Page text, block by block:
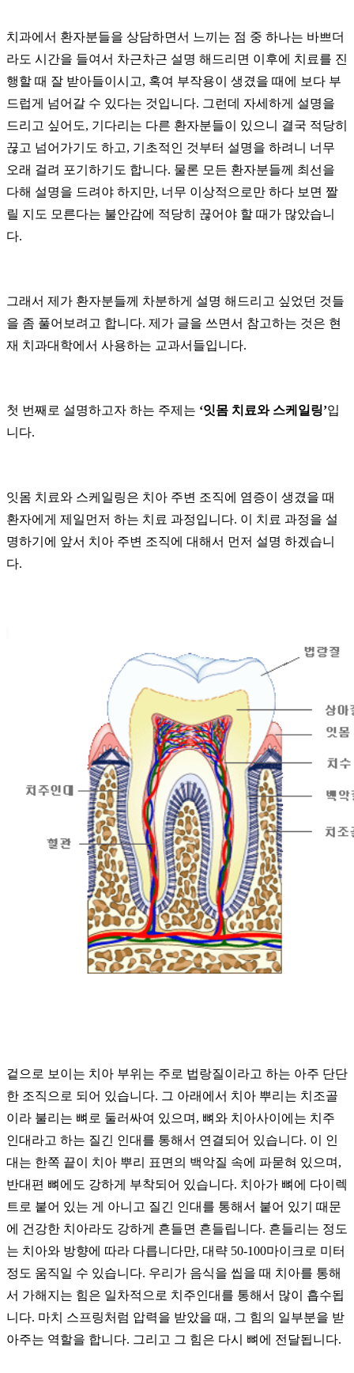
치과에서 환자분들을 상담하면서 느끼는 점 중 하나는 바쁘더
라도 시간을 들여서 차근차근 설명 해드리면 이후에 치료를 진
행할 때 잘 받아들이시고, 혹여 부작용이 생겼을 때에 보다 부
드럽게 넘어갈 수 있다는 것입니다. 그런데 자세하게 설명을
드리고 싶어도, 기다리는 다른 환자분들이 있으니 결국 적당히
끊고 넘어가기도 하고, 기초적인 것부터 설명을 하려니 너무
오래 걸려 포기하기도 합니다. 물론 모든 환자분들께 최선을
다해 설명을 드려야 하지만, 너무 이상적으로만 하다 보면 짤
릴 지도 모른다는 불안감에 적당히 끊어야 할 때가 많았습니
다.
그래서 제가 환자분들께 차분하게 설명 해드리고 싶었던 것들
을 좀 풀어보려고 합니다. 제가 글을 쓰면서 참고하는 것은 현
재 치과대학에서 사용하는 교과서들입니다.
첫 번째로 설명하고자 하는 주제는 ‘잇몸 치료와 스케일링’입
니다.
잇몸 치료와 스케일링은 치아 주변 조직에 염증이 생겼을 때
환자에게 제일먼저 하는 치료 과정입니다. 이 치료 과정을 설
명하기에 앞서 치아 주변 조직에 대해서 먼저 설명 하겠습니
다.
겉으로 보이는 치아 부위는 주로 법랑질이라고 하는 아주 단단
한 조직으로 되어 있습니다. 그 아래에서 치아 뿌리는 치조골
이라 불리는 뼈로 둘러싸여 있으며, 뼈와 치아사이에는 치주
인대라고 하는 질긴 인대를 통해서 연결되어 있습니다. 이 인
대는 한쪽 끝이 치아 뿌리 표면의 백악질 속에 파묻혀 있으며,
반대편 뼈에도 강하게 부착되어 있습니다. 치아가 뼈에 다이렉
트로 붙어 있는 게 아니고 질긴 인대를 통해서 붙어 있기 때문
에 건강한 치아라도 강하게 흔들면 흔들립니다. 흔들리는 정도
는 치아와 방향에 따라 다릅니다만, 대략 50-100마이크로 미터
정도 움직일 수 있습니다. 우리가 음식을 씹을 때 치아를 통해
서 가해지는 힘은 일차적으로 치주인대를 통해서 많이 흡수됩
니다. 마치 스프링처럼 압력을 받았을 때, 그 힘의 일부분을 받
아주는 역할을 합니다. 그리고 그 힘은 다시 뼈에 전달됩니다.